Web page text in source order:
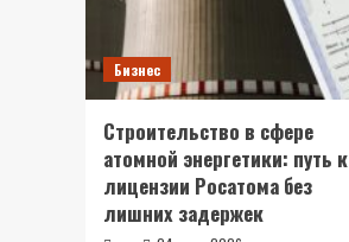
Бизнес
Строительство в сфере
атомной энергетики: путь к
лицензии Росатома без
лишних задержек